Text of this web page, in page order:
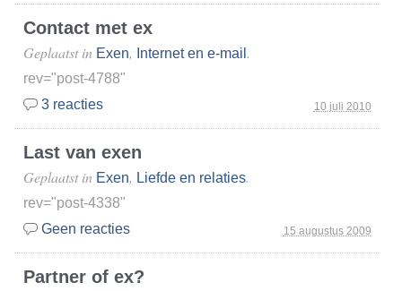
Contact met ex
10 juli 2010
Geplaatst in Exen, Internet en e-mail .
rev="post-4788"
3 reacties
Last van exen
15 augustus 2009
Geplaatst in Exen, Liefde en relaties.
rev="post-4338"
Geen reacties
Partner of ex?